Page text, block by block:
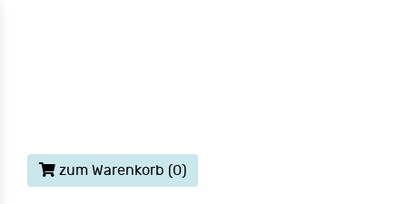
zum Warenkorb (0)